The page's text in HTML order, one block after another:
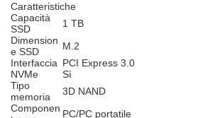
Caratteristiche
Capacità
SSD
1 TB
Dimension
e SSD
M.2
Interfaccia PCI Express 3.0
NVMe
Sì
Tipo
memoria
3D NAND
Componen PC/PC portatile